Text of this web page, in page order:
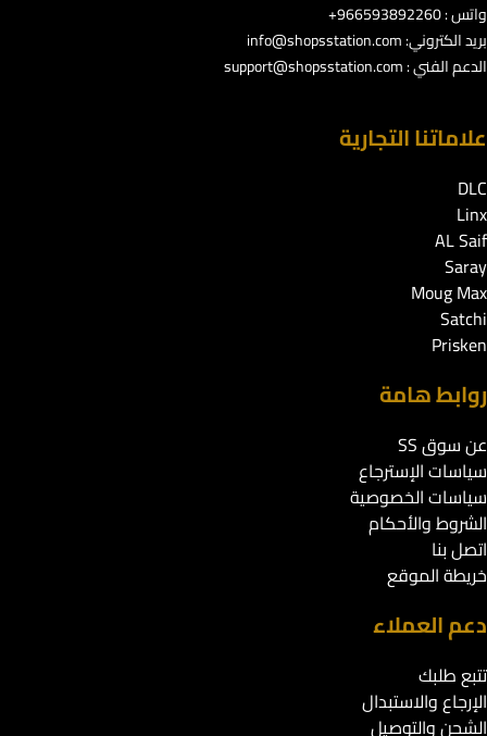
واتس : 966593892260+
بريد الكتروني:info@shopsstation.com
الدعم الفني :support@shopsstation.com
علاماتنا التجارية
DLC
Linx
AL Saif
Saray
Moug Max
Satchi
Prisken
روابط هامة
عن سوق SS
سياسات الإسترجاع
سياسات الخصوصية
الشروط والأحكام
اتصل بنا
خريطة الموقع
دعم العملاء
تتبع طلبك
الإرجاع والاستبدال
الشحن والتوصيل